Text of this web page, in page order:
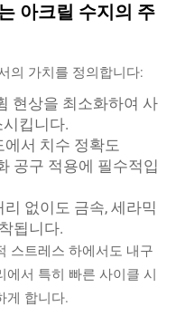
아크릴 수지의 주
의 가치를 정의합니다:
현상을 최소화하여 사
킵니다.
에서 치수 정확도
공구 적용에 필수적입
없이도 금속, 세라믹
됩니다.
스트레스 하에서도 내구
에서 특히 빠른 사이클 시
게 합니다.